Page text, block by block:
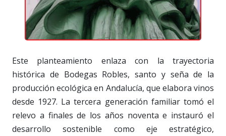
Este planteamiento enlaza con la trayectoria
histórica de Bodegas Robles, santo y seña de la
producción ecológica en Andalucía, que elabora vinos
desde 1927. La tercera generación familiar tomó el
relevo a finales de los años noventa e instauró el
desarrollo sostenible como eje estratégico,